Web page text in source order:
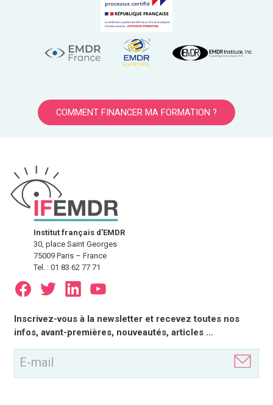
COMMENT FINANCER MA FORMATION ?
Institut français d'EMDR
30, place Saint Georges
75009 Paris – France
Tel. : 01 83 62 77 71
E-
mail
(Nécessaire)
Inscrivez-vous à la newsletter et recevez toutes nos
infos, avant-premières, nouveautés, articles …